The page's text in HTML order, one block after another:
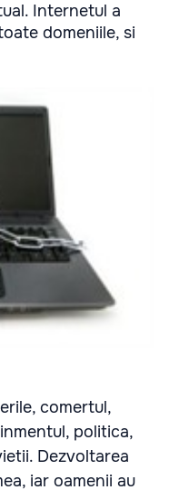
Internetul a
domeniile, si
comertul,
politica,
Dezvoltarea
iar oamenii au